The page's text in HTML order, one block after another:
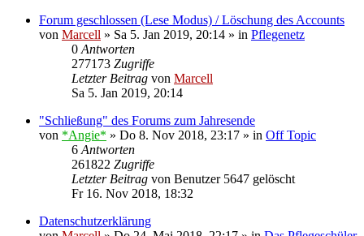
Forum geschlossen (Lese Modus) / Löschung des Accounts
von Marcell » Sa 5. Jan 2019, 20:14 » in Pflegenetz
0 Antworten
277173 Zugriffe
Letzter Beitrag von Marcell
Sa 5. Jan 2019, 20:14
"Schließung" des Forums zum Jahresende
von *Angie* » Do 8. Nov 2018, 23:17 » in Off Topic
6 Antworten
261822 Zugriffe
Letzter Beitrag von Benutzer 5647 gelöscht
Fr 16. Nov 2018, 18:32
Datenschutzerklärung